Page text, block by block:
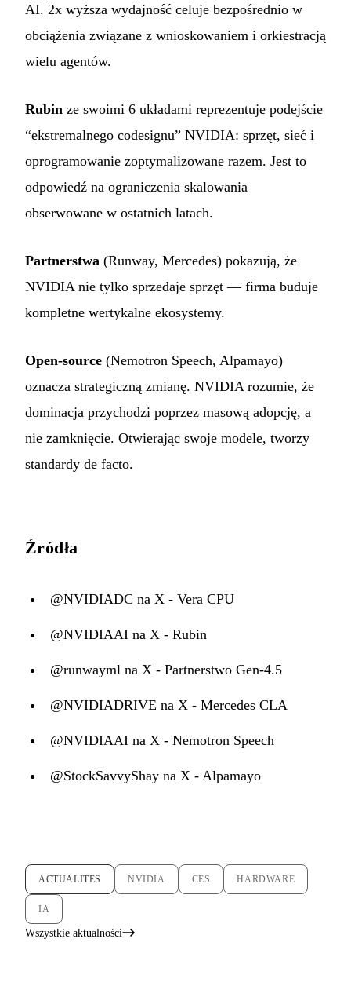
AI. 2x wyższa wydajność celuje bezpośrednio w
obciążenia związane z wnioskowaniem i orkiestracją
wielu agentów.
Rubin ze swoimi 6 układami reprezentuje podejście
“ekstremalnego codesignu” NVIDIA: sprzęt, sieć i
oprogramowanie zoptymalizowane razem. Jest to
odpowiedź na ograniczenia skalowania
obserwowane w ostatnich latach.
Partnerstwa (Runway, Mercedes) pokazują, że
NVIDIA nie tylko sprzedaje sprzęt — firma buduje
kompletne wertykalne ekosystemy.
Open-source (Nemotron Speech, Alpamayo)
oznacza strategiczną zmianę. NVIDIA rozumie, że
dominacja przychodzi poprzez masową adopcję, a
nie zamknięcie. Otwierając swoje modele, tworzy
standardy de facto.
Źródła
@NVIDIADC na X - Vera CPU
@NVIDIAAI na X - Rubin
@runwayml na X - Partnerstwo Gen-4.5
@NVIDIADRIVE na X - Mercedes CLA
@NVIDIAAI na X - Nemotron Speech
@StockSavvyShay na X - Alpamayo
ACTUALITES NVIDIA CES HARDWARE
IA
Wszystkie aktualności